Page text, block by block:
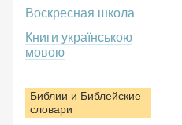
Воскресная школа
Книги українською
мовою
Библии и Библейские
словари